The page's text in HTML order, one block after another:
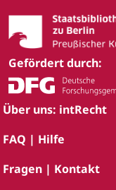
Gefördert durch:
Über uns: intRecht
FAQ | Hilfe
Fragen | Kontakt